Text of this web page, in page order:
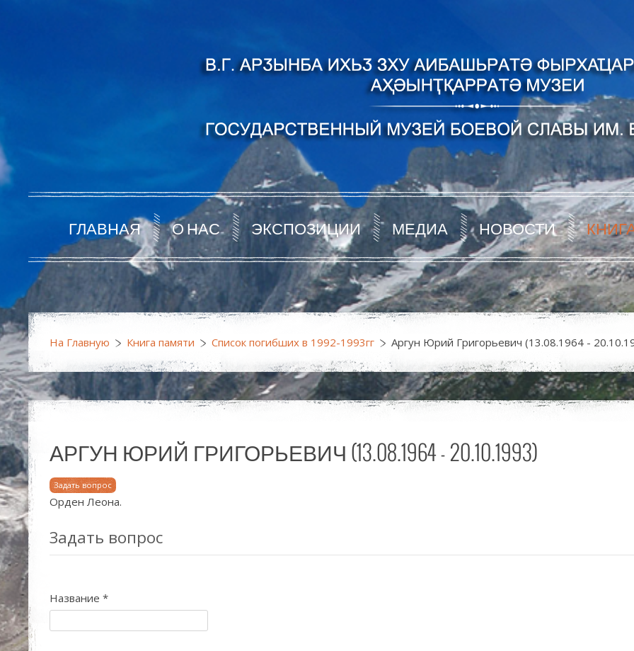
ГЛАВНАЯ О НАС ЭКСПОЗИЦИИ МЕДИА НОВОСТИ
На Главную Книга памяти Список погибших в 1992-1993гг Аргун Юрий Григорьевич (13.08.1964 -
АРГУН ЮРИЙ ГРИГОРЬЕВИЧ (13.08.1964 - 20.10.1993)
Задать вопрос
Орден Леона.
Задать вопрос
Название *